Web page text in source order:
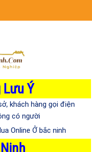
Lưu Ý
khách hàng gọi điện
có người
Online Ở bắc ninh